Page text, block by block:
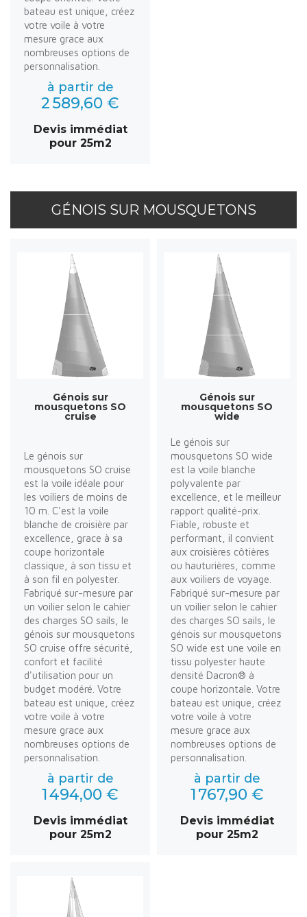
bateau est unique, créez
votre voile à votre
mesure grace aux
nombreuses options de
personnalisation.
à partir de
2 589,60 €
Devis immédiat
pour 25m2
GÉNOIS SUR MOUSQUETONS
Génois sur
mousquetons SO
cruise
Le génois sur
mousquetons SO cruise
est la voile idéale pour
les voiliers de moins de
10 m. C'est la voile
blanche de croisière par
excellence, grace à sa
coupe horizontale
classique, à son tissu et
à son fil en polyester.
Fabriqué sur-mesure par
un voilier selon le cahier
des charges SO sails, le
génois sur mousquetons
SO cruise offre sécurité,
confort et facilité
d'utilisation pour un
budget modéré. Votre
bateau est unique, créez
votre voile à votre
mesure grace aux
nombreuses options de
personnalisation.
à partir de
1 494,00 €
Devis immédiat
pour 25m2
Génois sur
mousquetons SO
wide
Le génois sur
mousquetons SO wide
est la voile blanche
polyvalente par
excellence, et le meilleur
rapport qualité-prix.
Fiable, robuste et
performant, il convient
aux croisières côtières
ou hauturières, comme
aux voiliers de voyage.
Fabriqué sur-mesure par
un voilier selon le cahier
des charges SO sails, le
génois sur mousquetons
SO wide est une voile en
tissu polyester haute
densité Dacron® à
coupe horizontale. Votre
bateau est unique, créez
votre voile à votre
mesure grace aux
nombreuses options de
personnalisation.
à partir de
1 767,90 €
Devis immédiat
pour 25m2